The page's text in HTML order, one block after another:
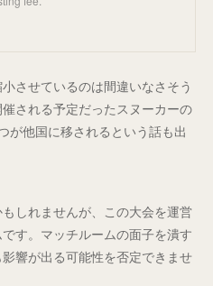
させているのは間違いなさそう
される予定だったスヌーカーの
が他国に移されるという話も出
しれませんが、この大会を運営
す。マッチルームの面子を潰す
響が出る可能性を否定できませ